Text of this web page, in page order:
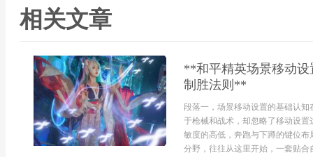
相关文章
**和平精英场景移动
制胜法则**
段落一，场景移动设置的基础认
于枪械和战术，却忽略了移动设
敏度的高低，奔跑与下蹲的键位
分野，往往从这里开始，一套贴